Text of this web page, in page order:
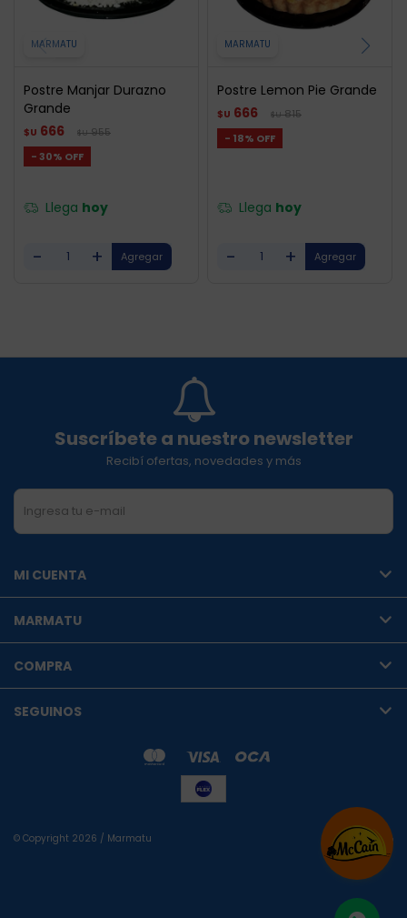
MARMATU
Postre Manjar Durazno
Grande
$U 666 $U 955
30
Llega hoy
- +
MARMATU
Postre Lemon Pie Grande
$U 666 $U 815
18
Llega hoy
- +
Suscríbete a nuestro newsletter
Recibí ofertas, novedades y más
MI CUENTA
MARMATU
COMPRA
SEGUINOS
© Copyright 2026 / Marmatu